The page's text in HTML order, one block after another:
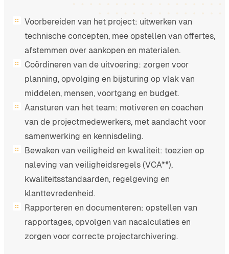
Voorbereiden van het project: uitwerken van
technische concepten, mee opstellen van offertes,
afstemmen over aankopen en materialen.
Coördineren van de uitvoering: zorgen voor
planning, opvolging en bijsturing op vlak van
middelen, mensen, voortgang en budget.
Aansturen van het team: motiveren en coachen
van de projectmedewerkers, met aandacht voor
samenwerking en kennisdeling.
Bewaken van veiligheid en kwaliteit: toezien op
naleving van veiligheidsregels (VCA**),
kwaliteitsstandaarden, regelgeving en
klanttevredenheid.
Rapporteren en documenteren: opstellen van
rapportages, opvolgen van nacalculaties en
zorgen voor correcte projectarchivering.